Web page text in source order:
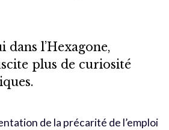
dans l’Hexagone,
plus de curiosité
de la précarité de l’emploi